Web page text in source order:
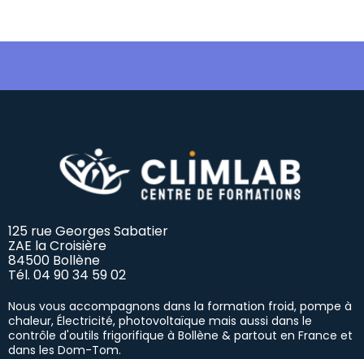
125 rue Georges Sabatier
ZAE la Croisière
84500 Bollène
Tél. 04 90 34 59 02
Nous vous accompagnons dans la formation froid, pompe à
chaleur, Électricité, photovoltaïque mais aussi dans le
contrôle d'outils frigorifique à Bollène & partout en France et
dans les Dom-Tom.